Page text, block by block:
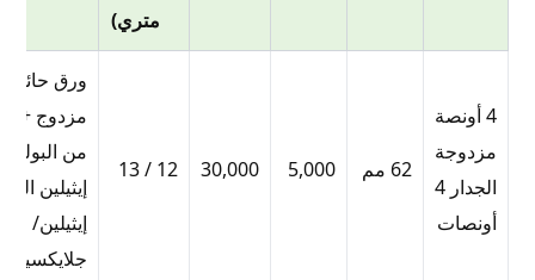
متري)
4 أونصة
مزدوجة
الجدار 4
أونصات
62 مم 5,000
30,000
12 / 13
ورق حائط
مزدوج +
من البولي
إيثيلين
إيثيلين/